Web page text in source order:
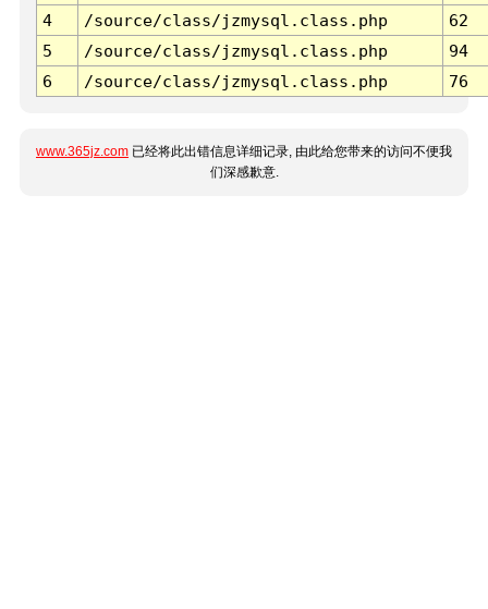
4
/source/class/jzmysql.class.php
62
5
/source/class/jzmysql.class.php
94
6
/source/class/jzmysql.class.php 76
www.365jz.com 已经将此出错信息详细记录, 由此给您带来的访问不便我
们深感歉意.